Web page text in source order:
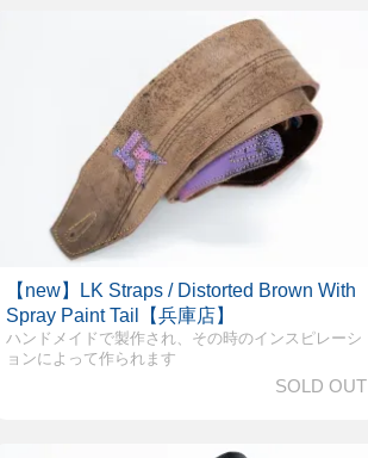
【new】LK Straps / Distorted Brown With
Spray Paint Tail【兵庫店】
ハンドメイドで製作され、その時のインスピレーシ
ョンによって作られます
SOLD OUT